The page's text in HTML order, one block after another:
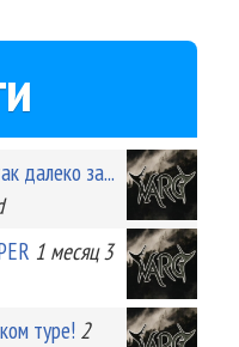
далеко за...
1 месяц 3
туре! 2